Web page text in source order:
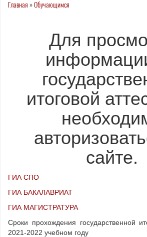
Вы
Главная »Обучающимся
Для
итоговой
сайте.
ГИА СПО
ГИА БАКАЛАВРИАТ
ГИА МАГИСТРАТУРА
Сроки прохождения государственной
2021-2022 учебном году